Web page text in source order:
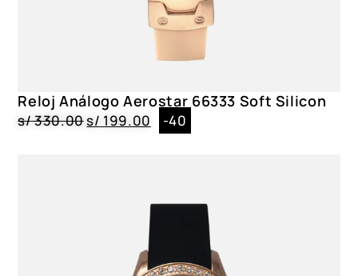
Reloj Análogo Aerostar 66333 Soft Silicon
s/330.00s/ 199.00 -40